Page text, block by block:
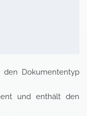
den Dokumententyp
und enthält den